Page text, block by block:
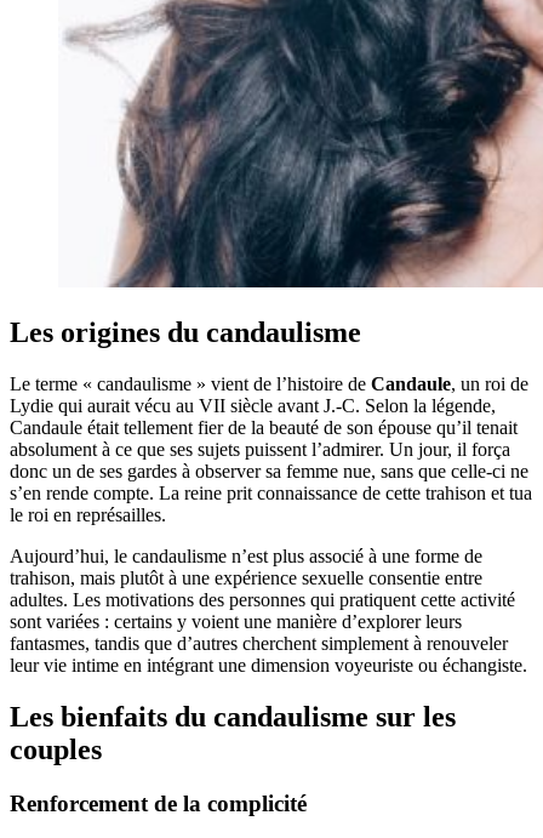
Les origines du candaulisme
Le terme « candaulisme » vient de l’histoire de Candaule, un roi de
Lydie qui aurait vécu au VII siècle avant J.-C. Selon la légende,
Candaule était tellement fier de la beauté de son épouse qu’il tenait
absolument à ce que ses sujets puissent l’admirer. Un jour, il força
donc un de ses gardes à observer sa femme nue, sans que celle-ci ne
s’en rende compte. La reine prit connaissance de cette trahison et tua
le roi en représailles.
Aujourd’hui, le candaulisme n’est plus associé à une forme de
trahison, mais plutôt à une expérience sexuelle consentie entre
adultes. Les motivations des personnes qui pratiquent cette activité
sont variées : certains y voient une manière d’explorer leurs
fantasmes, tandis que d’autres cherchent simplement à renouveler
leur vie intime en intégrant une dimension voyeuriste ou échangiste.
Les bienfaits du candaulisme sur les
couples
Renforcement de la complicité